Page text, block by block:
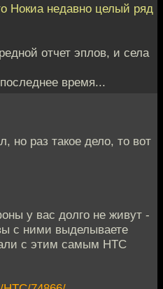
Нокиа недавно целый ряд
отчет эплов, и села
время...
но раз такое дело, то вот
у вас долго не живут -
с ними выделываете
с этим самым HTC